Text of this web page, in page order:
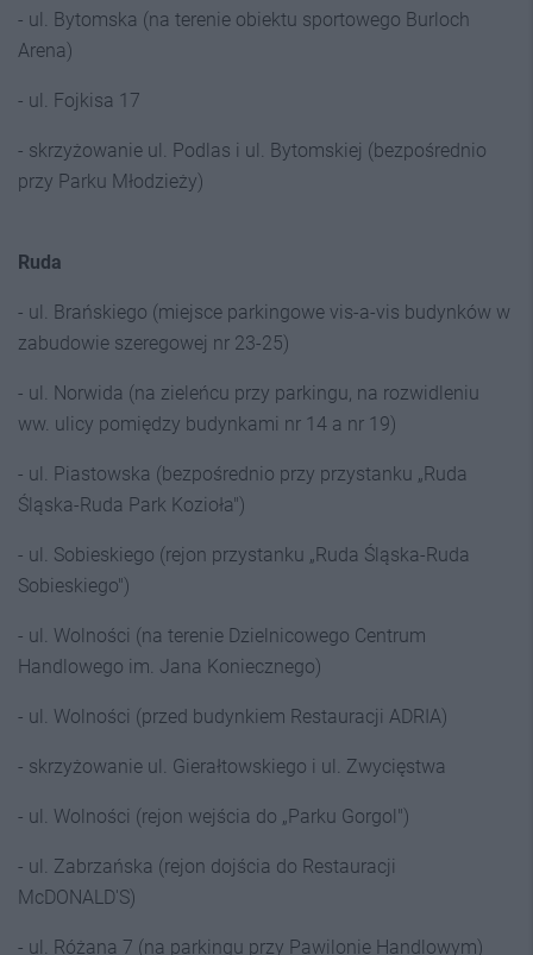
- ul. Bytomska (na terenie obiektu sportowego Burloch
Arena)
- ul. Fojkisa 17
- skrzyżowanie ul. Podlas i ul. Bytomskiej (bezpośrednio
przy Parku Młodzieży)
Ruda
- ul. Brańskiego (miejsce parkingowe vis-a-vis budynków w
zabudowie szeregowej nr 23-25)
- ul. Norwida (na zieleńcu przy parkingu, na rozwidleniu
ww. ulicy pomiędzy budynkami nr 14 a nr 19)
- ul. Piastowska (bezpośrednio przy przystanku „Ruda
Śląska-Ruda Park Kozioła")
- ul. Sobieskiego (rejon przystanku „Ruda Śląska-Ruda
Sobieskiego")
- ul. Wolności (na terenie Dzielnicowego Centrum
Handlowego im. Jana Koniecznego)
- ul. Wolności (przed budynkiem Restauracji ADRIA)
- skrzyżowanie ul. Gierałtowskiego i ul. Zwycięstwa
- ul. Wolności (rejon wejścia do „Parku Gorgol")
- ul. Zabrzańska (rejon dojścia do Restauracji
McDONALD'S)
- ul. Różana 7 (na parkingu przy Pawilonie Handlowym)